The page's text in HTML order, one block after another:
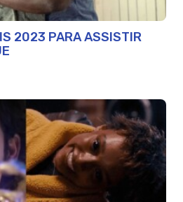
2023 PARA ASSISTIR